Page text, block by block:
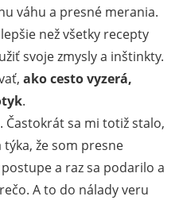
váhu a presné merania.
než všetky recepty
svoje zmysly a inštinkty.
ako cesto vyzerá,
.
sa mi totiž stalo,
že som presne
a raz sa podarilo a
A to do nálady veru